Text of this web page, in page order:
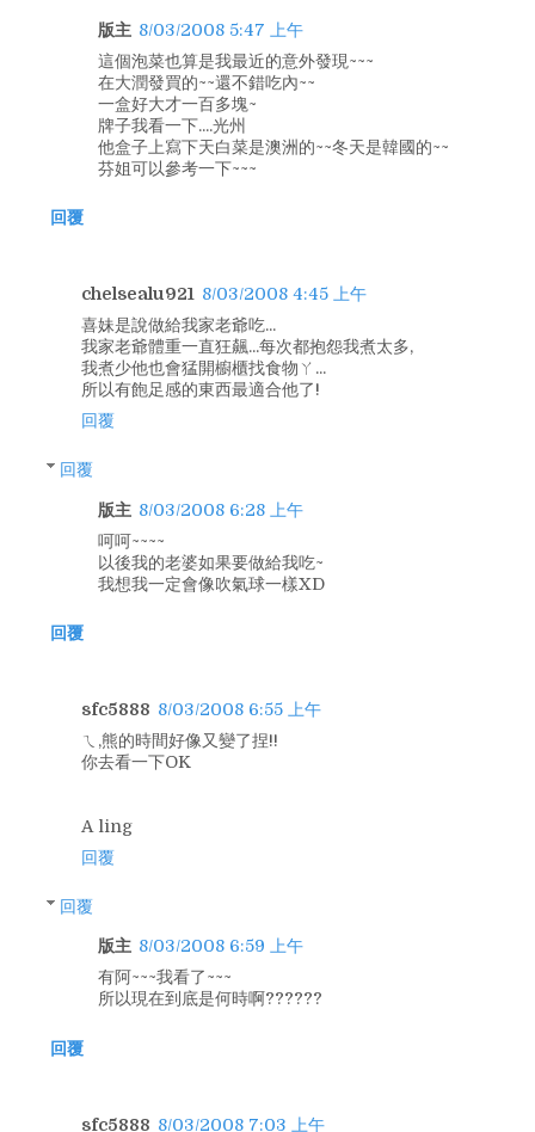
版主 8/03/2008 5:47 上午
這個泡菜也算是我最近的意外發現~~~
在大潤發買的~~還不錯吃內~~
一盒好大才一百多塊~
牌子我看一下....光州
他盒子上寫下天白菜是澳洲的~~冬天是韓國的~~
芬姐可以參考一下~~~
回覆
chelsealu921 8/03/2008 4:45 上午
喜妹是說做給我家老爺吃...
我家老爺體重一直狂飆...每次都抱怨我煮太多,
我煮少他也會猛開櫥櫃找食物ㄚ...
所以有飽足感的東西最適合他了!
回覆
回覆
版主 8/03/2008 6:28 上午
呵呵~~~~
以後我的老婆如果要做給我吃~
我想我一定會像吹氣球一樣XD
回覆
sfc5888 8/03/2008 6:55 上午
ㄟ,熊的時間好像又變了捏!!
你去看一下OK
A ling
回覆
回覆
版主 8/03/2008 6:59 上午
有阿~~~我看了~~~
所以現在到底是何時啊??????
回覆
sfc5888 8/03/2008 7:03 上午